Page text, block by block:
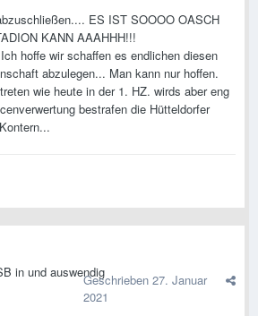
ES IST SOOOO OASCH
KANN AAAHHH!!!
hoffe wir schaffen es endlichen diesen
abzulegen... Man kann nur hoffen.
wie heute in der 1. HZ. wirds aber eng
bestrafen die Hütteldorfer
in und auswendigGeschrieben 27. Januar
2021